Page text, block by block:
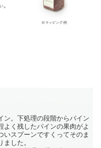
ン。下処理の段階からパイン
よく残したパインの果肉がよ
いスプーンですくってそのま
した。